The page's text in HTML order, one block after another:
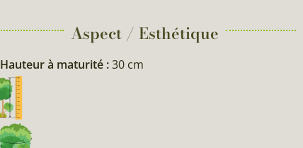
Aspect / Esthétique
Hauteur à maturité :30 cm